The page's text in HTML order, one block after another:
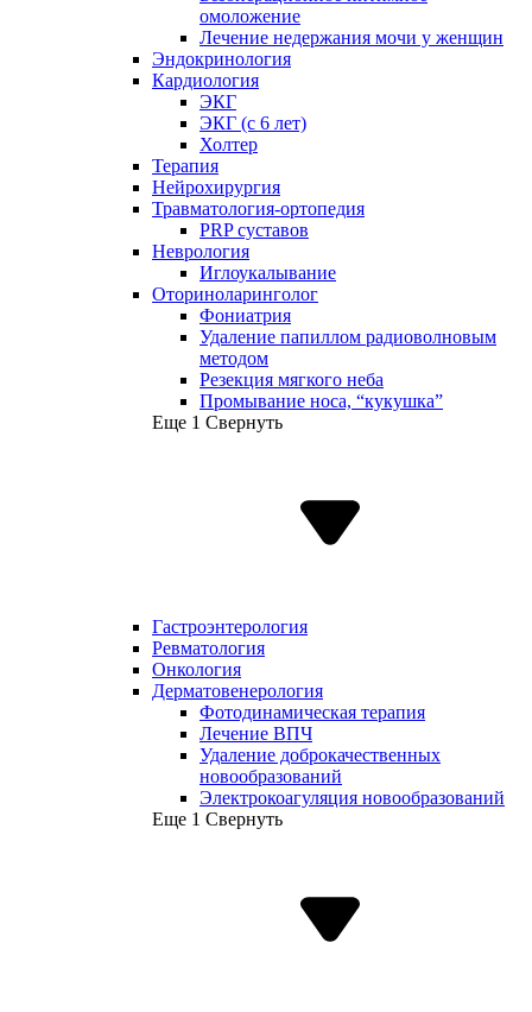
омоложение
Лечение недержания мочи у женщин
Эндокринология
Кардиология
ЭКГ
ЭКГ (с 6 лет)
Холтер
Терапия
Нейрохирургия
Травматология-ортопедия
PRP суставов
Неврология
Иглоукалывание
Оториноларинголог
Фониатрия
Удаление папиллом радиоволновым
методом
Резекция мягкого неба
Промывание носа, “кукушка”
Еще 1 Свернуть
Гастроэнтерология
Ревматология
Онкология
Дерматовенерология
Фотодинамическая терапия
Лечение ВПЧ
Удаление доброкачественных
новообразований
Электрокоагуляция новообразований
Еще 1 Свернуть